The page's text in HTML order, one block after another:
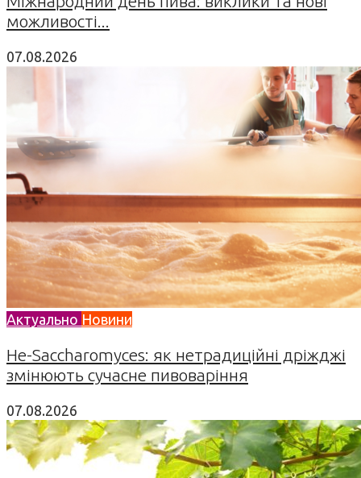
можливості...
07.08.2026
Актуально Новини
Не-Saccharomyces: як нетрадиційні дріжджі
змінюють сучасне пивоваріння
07.08.2026